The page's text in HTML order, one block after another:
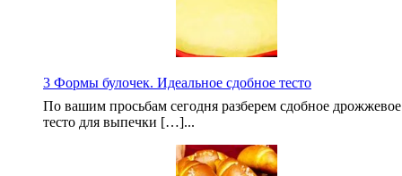
3 Формы булочек. Идеальное сдобное тесто
По вашим просьбам сегодня разберем сдобное дрожжевое
тесто для выпечки […]...